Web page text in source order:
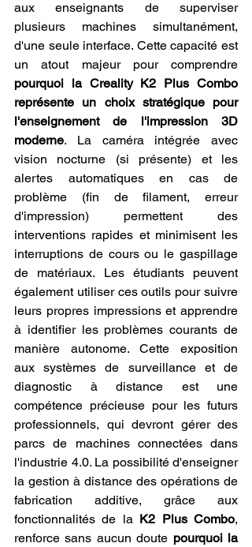
aux enseignants de superviser
plusieurs machines simultanément,
d'une seule interface. Cette capacité est
pourquoi la Creality K2 Plus Combo
représente un choix stratégique pour
l'enseignement de l'impression 3D
moderne. La caméra intégrée avec
vision nocturne (si présente) et les
alertes automatiques en cas de
problème (fin de filament, erreur
d'impression) permettent des
interventions rapides et minimisent les
interruptions de cours ou le gaspillage
de matériaux. Les étudiants peuvent
également utiliser ces outils pour suivre
leurs propres impressions et apprendre
à identifier les problèmes courants de
manière autonome. Cette exposition
aux systèmes de surveillance et de
diagnostic à distance est une
compétence précieuse pour les futurs
professionnels, qui devront gérer des
parcs de machines connectées dans
l'industrie 4.0. La possibilité d'enseigner
la gestion à distance des opérations de
fabrication additive, grâce aux
fonctionnalités de la K2 Plus Combo,
renforce sans aucun doute pourquoi la